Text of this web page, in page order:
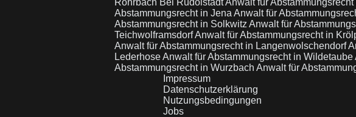
Rohrbach Bei RudolstadtAnwalt für Abstammungsrecht
Abstammungsrecht in Jena Anwalt für
Abstammungsrecht in Solkwitz Anwalt für
TeichwolframsdorfAnwalt für Abstammungsrecht in
Anwalt für Abstammungsrecht in Langenwolschendorf
LederhoseAnwalt für Abstammungsrecht in Wildetaube
Abstammungsrecht in Wurzbach Anwalt für
Impressum
Datenschutzerklärung
Nutzungsbedingungen
Jobs